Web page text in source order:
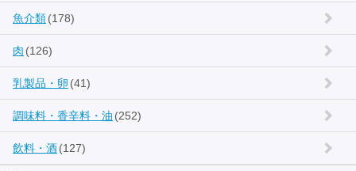
魚介類(178)
肉 (126)
乳製品・卵 (41)
調味料・香辛料・油 (252)
飲料・酒(127)